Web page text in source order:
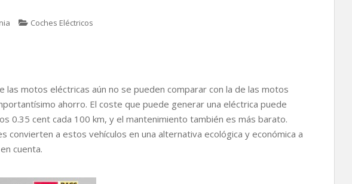
Coches Eléctricos
las motos eléctricas aún no se pueden comparar con la de las motos
ahorro. El coste que puede generar una eléctrica puede
0.35 cent cada 100 km, y el mantenimiento también es más barato.
convierten a estos vehículos en una alternativa ecológica y económica a
cuenta.